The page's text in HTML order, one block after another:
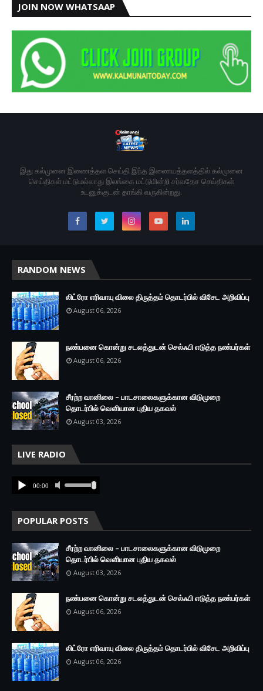
JOIN NOW WHATSAAP
இது கல்முனை இணைத்தள செய்தி இந்த இணையத்தளத்தில் கல்முனை
செய்திகள் மட்டுமல்லாது இலங்கை மட்டுமின்றி சர்வதேச செய்திகள்
உடனுக்குடன் தாங்கி வருகின்றது.
RANDOM NEWS
லிட்ரோ எரிவாயு விலை திருத்தம் தொடர்பில் விசேட அறிவிப்பு
August 06, 2026
நண்பனை கொன்று சடலத்துடன் செல்ஃபி எடுத்த நண்பர்கள்
August 06, 2026
சீரற்ற வானிலை – பாடசாலைகளுக்கான விடுமுறை
தொடர்பில் வௌியான புதிய தகவல்
August 03, 2026
LIVE RADIO
POPULAR POSTS
சீரற்ற வானிலை – பாடசாலைகளுக்கான விடுமுறை
தொடர்பில் வௌியான புதிய தகவல்
August 03, 2026
நண்பனை கொன்று சடலத்துடன் செல்ஃபி எடுத்த நண்பர்கள்
August 06, 2026
லிட்ரோ எரிவாயு விலை திருத்தம் தொடர்பில் விசேட அறிவிப்பு
August 06, 2026